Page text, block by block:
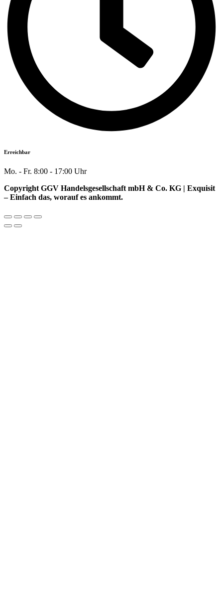
Erreichbar
Mo. - Fr. 8:00 - 17:00 Uhr
Copyright GGV Handelsgesellschaft mbH & Co. KG | Exquisit
– Einfach das, worauf es ankommt.